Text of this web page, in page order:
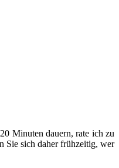
Minuten dauern, rate ich zu
Sie sich daher frühzeitig, wer